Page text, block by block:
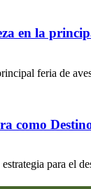
en la
feria de
como
para el